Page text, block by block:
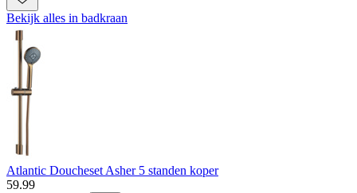
Bekijk alles in badkraan
Atlantic Doucheset Asher 5 standen koper
59.99